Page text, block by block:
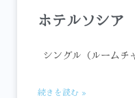
ホテルソシア
シングル（ルームチ
続きを読む »